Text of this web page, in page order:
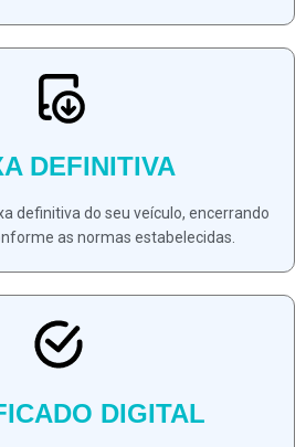
DEFINITIVA
definitiva do seu veículo, encerrando
as normas estabelecidas.
DIGITAL